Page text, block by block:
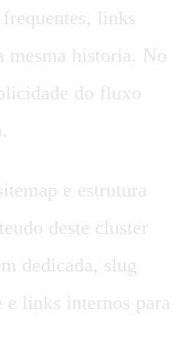
links
mesma historia. No
do fluxo
e estrutura
deste cluster
dedicada, slug
links internos para